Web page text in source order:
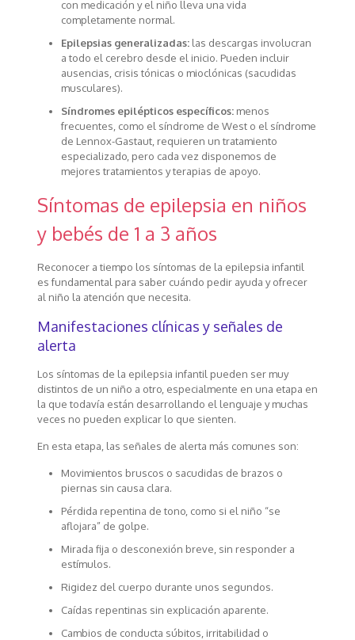
con medicación y el niño lleva una vida
completamente normal.
Epilepsias generalizadas:las descargas involucran
a todo el cerebro desde el inicio. Pueden incluir
ausencias, crisis tónicas o mioclónicas (sacudidas
musculares).
Síndromes epilépticos específicos:menos
frecuentes, como el síndrome de West o el síndrome
de Lennox-Gastaut, requieren un tratamiento
especializado, pero cada vez disponemos de
mejores tratamientos y terapias de apoyo.
Síntomas de epilepsia en niños
y bebés de 1 a 3 años
Reconocer a tiempo los síntomas de la epilepsia infantil
es fundamental para saber cuándo pedir ayuda y ofrecer
al niño la atención que necesita.
Manifestaciones clínicas y señales de
alerta
Los síntomas de la epilepsia infantil pueden ser muy
distintos de un niño a otro, especialmente en una etapa en
la que todavía están desarrollando el lenguaje y muchas
veces no pueden explicar lo que sienten.
En esta etapa, las señales de alerta más comunes son:
Movimientos bruscos o sacudidas de brazos o
piernas sin causa clara.
Pérdida repentina de tono, como si el niño “se
aflojara” de golpe.
Mirada fija o desconexión breve, sin responder a
estímulos.
Rigidez del cuerpo durante unos segundos.
Caídas repentinas sin explicación aparente.
Cambios de conducta súbitos, irritabilidad o